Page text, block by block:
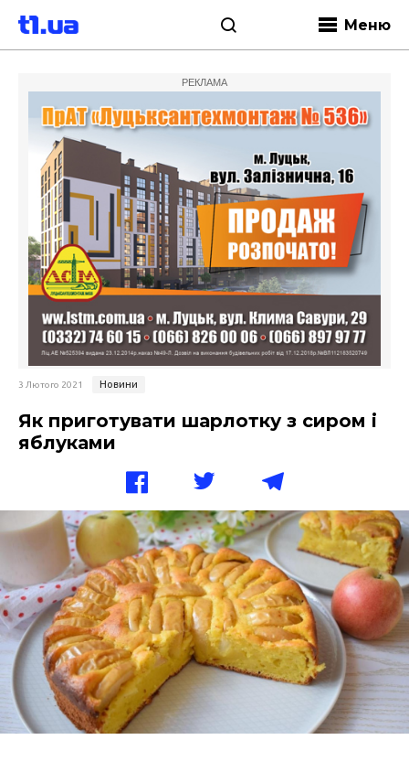
Меню
РЕКЛАМА
3 Лютого 2021 Новини
Як приготувати шарлотку з сиром і
яблуками